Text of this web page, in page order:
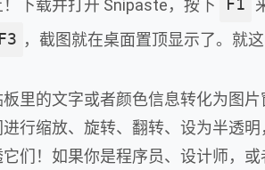
下载并打开 Snipaste，按下
F1
F3 ，截图就在桌面置顶显示了。就
里的文字或者颜色信息转化为图片
行缩放、旋转、翻转、设为半透明
们！如果你是程序员、设计师，或